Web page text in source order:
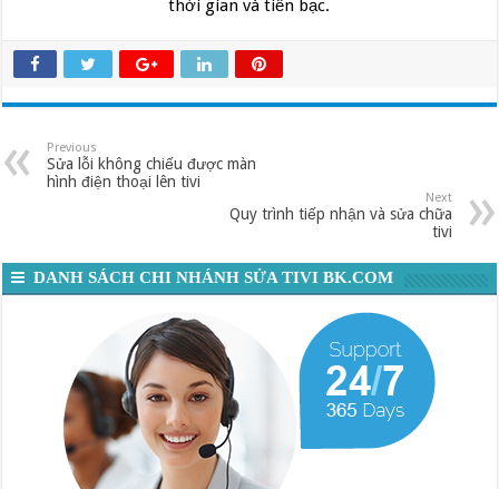
thời gian và tiền bạc.
Previous
Sửa lỗi không chiếu được màn
hình điện thoại lên tivi
Next
Quy trình tiếp nhận và sửa chữa
tivi
DANH SÁCH CHI NHÁNH SỬA TIVI BK.COM